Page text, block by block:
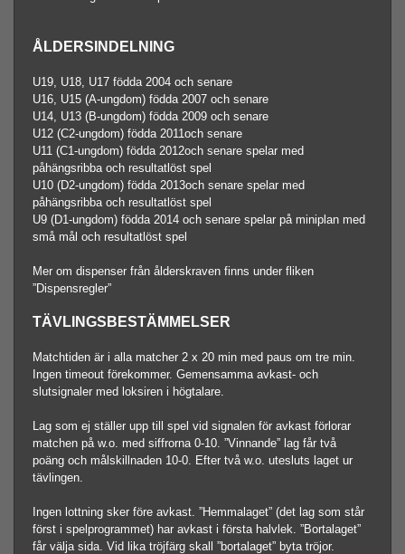
ÅLDERSINDELNING
U19, U18, U17 födda 2004 och senare
U16, U15 (A-ungdom) födda 2007 och senare
U14, U13 (B-ungdom) födda 2009 och senare
U12 (C2-ungdom) födda 2011och senare
U11 (C1-ungdom) födda 2012och senare spelar med
påhängsribba och resultatlöst spel
U10 (D2-ungdom) födda 2013och senare spelar med
påhängsribba och resultatlöst spel
U9 (D1-ungdom) födda 2014 och senare spelar på miniplan med
små mål och resultatlöst spel
Mer om dispenser från ålderskraven finns under fliken
”Dispensregler”
TÄVLINGSBESTÄMMELSER
Matchtiden är i alla matcher 2 x 20 min med paus om tre min.
Ingen timeout förekommer. Gemensamma avkast- och
slutsignaler med loksiren i högtalare.
Lag som ej ställer upp till spel vid signalen för avkast förlorar
matchen på w.o. med siffrorna 0-10. ”Vinnande” lag får två
poäng och målskillnaden 10-0. Efter två w.o. utesluts laget ur
tävlingen.
Ingen lottning sker före avkast. ”Hemmalaget” (det lag som står
först i spelprogrammet) har avkast i första halvlek. ”Bortalaget”
får välja sida. Vid lika tröjfärg skall ”bortalaget” byta tröjor.